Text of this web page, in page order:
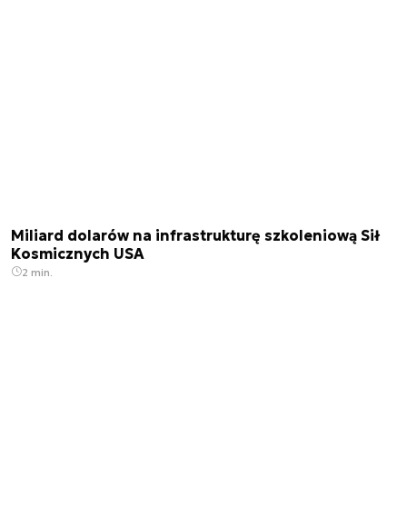
Miliard dolarów na infrastrukturę szkoleniową Sił
Kosmicznych USA
2 min.